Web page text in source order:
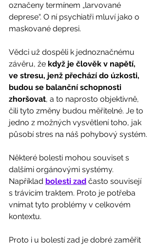
označeny termínem „larvované
deprese“. O ní psychiatři mluví jako o
maskované depresi.
Vědci už dospěli k jednoznačnému
závěru, že když je člověk v napětí,
ve stresu, jenž přechází do úzkosti,
budou se balanční schopnosti
zhoršovat, a to naprosto objektivně,
čili tyto změny budou měřitelné. Je to
jedno z možných vysvětlení toho, jak
působí stres na náš pohybový systém.
Některé bolesti mohou souviset s
dalšími orgánovými systémy.
Například bolesti zad často souvisejí
s trávicím traktem. Proto je potřeba
vnímat tyto problémy v celkovém
kontextu.
Proto i u bolestí zad je dobré zaměřit